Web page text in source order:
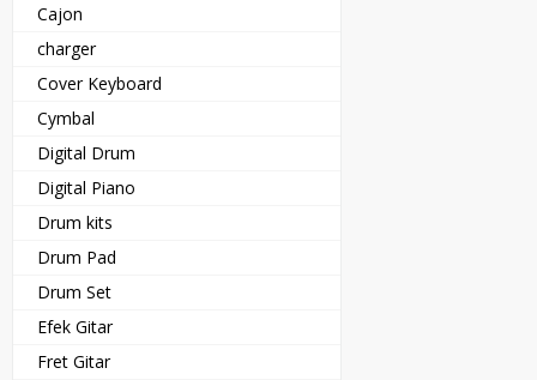
Cajon
charger
Cover Keyboard
Cymbal
Digital Drum
Digital Piano
Drum kits
Drum Pad
Drum Set
Efek Gitar
Fret Gitar